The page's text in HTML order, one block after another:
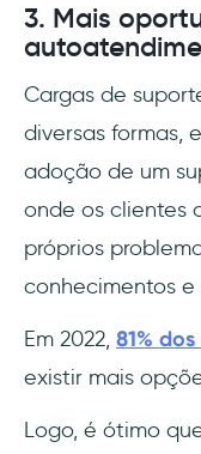
3. Mais
Cargas de
diversas formas,
adoção de um
onde os clientes
próprios
conhecimentos
Em 2022, 81%
existir mais
Logo, é ótimo